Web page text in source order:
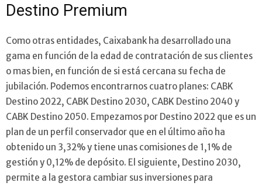
Destino Premium
Como otras entidades, Caixabank ha desarrollado una
gama en función de la edad de contratación de sus clientes
o mas bien, en función de si está cercana su fecha de
jubilación. Podemos encontrarnos cuatro planes: CABK
Destino 2022, CABK Destino 2030, CABK Destino 2040 y
CABK Destino 2050. Empezamos por Destino 2022 que es un
plan de un perfil conservador que en el último año ha
obtenido un 3,32% y tiene unas comisiones de 1,1% de
gestión y 0,12% de depósito. El siguiente, Destino 2030,
permite a la gestora cambiar sus inversiones para